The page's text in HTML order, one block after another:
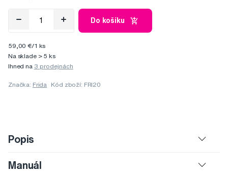
Do košíku
59,00 €/1 ks
Na sklade > 5 ks
Ihned na 3 prodejnách
Značka: Frida Kód zboží: FRI20
Popis
Manuál